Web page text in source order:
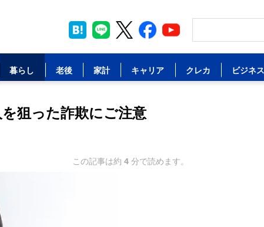
暮らし 老後 家計 キャリア クレカ ビジネス
狙った詐欺にご注意
この記事は約 4 分で読めます。